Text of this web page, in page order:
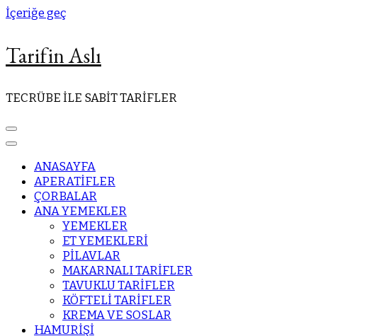
İçeriğe geç
Tarifin Aslı
TECRÜBE İLE SABİT TARİFLER
ANASAYFA
APERATİFLER
ÇORBALAR
ANA YEMEKLER
YEMEKLER
ET YEMEKLERİ
PİLAVLAR
MAKARNALI TARİFLER
TAVUKLU TARİFLER
KÖFTELİ TARİFLER
KREMA VE SOSLAR
HAMURİŞİ